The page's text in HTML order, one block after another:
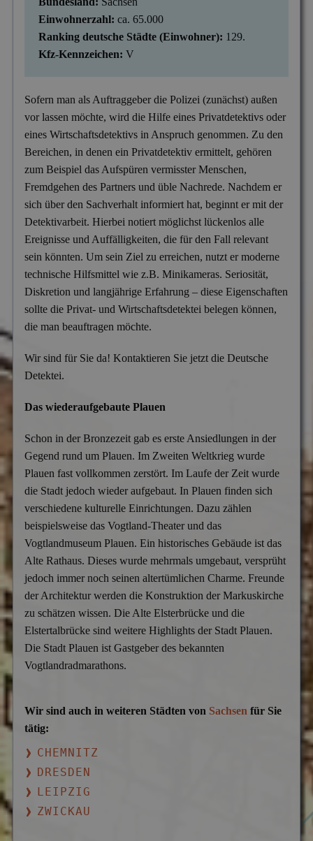
Verleumdung & Rufmord
Objekt- & Personenschutz
Sabotage & Beschädigung
Schuldner- & Adresssuche
Schwarzarbeit im Betrieb
Unerlaubter Nebenjob
Versicherungsbetrug
Wanzen- & Lauschabwehr
Wettbewerbsverletzung
Wirtschaftsspionage
Hamburg
Hannover
Stuttgart
Einwohnerzahl: ca. 65.000
Ranking deutsche Städte (Einwohner): 129.
Kfz-Kennzeichen: V
Sofern man als Auftraggeber die Polizei (zunächst) außen
vor lassen möchte, wird die Hilfe eines Privatdetektivs oder
eines Wirtschaftsdetektivs in Anspruch genommen. Zu den
Bereichen, in denen ein Privatdetektiv ermittelt, gehören
zum Beispiel das Aufspüren vermisster Menschen,
Fremdgehen des Partners und üble Nachrede. Nachdem er
sich über den Sachverhalt informiert hat, beginnt er mit der
Detektivarbeit. Hierbei notiert möglichst lückenlos alle
Ereignisse und Auffälligkeiten, die für den Fall relevant
sein könnten. Um sein Ziel zu erreichen, nutzt er moderne
technische Hilfsmittel wie z.B. Minikameras. Seriosität,
Diskretion und langjährige Erfahrung – diese Eigenschaften
sollte die Privat- und Wirtschaftsdetektei belegen können,
die man beauftragen möchte.
Wir sind für Sie da! Kontaktieren Sie jetzt die Deutsche
Detektei.
Das wiederaufgebaute Plauen
Schon in der Bronzezeit gab es erste Ansiedlungen in der
Gegend rund um Plauen. Im Zweiten Weltkrieg wurde
Plauen fast vollkommen zerstört. Im Laufe der Zeit wurde
die Stadt jedoch wieder aufgebaut. In Plauen finden sich
verschiedene kulturelle Einrichtungen. Dazu zählen
beispielsweise das Vogtland-Theater und das
Vogtlandmuseum Plauen. Ein historisches Gebäude ist das
Alte Rathaus. Dieses wurde mehrmals umgebaut, versprüht
jedoch immer noch seinen altertümlichen Charme. Freunde
der Architektur werden die Konstruktion der Markuskirche
zu schätzen wissen. Die Alte Elsterbrücke und die
Elstertalbrücke sind weitere Highlights der Stadt Plauen.
Die Stadt Plauen ist Gastgeber des bekannten
Vogtlandradmarathons.
Wir sind auch in weiteren Städten von Sachsen für Sie
tätig:
CHEMNITZ
DRESDEN
LEIPZIG
ZWICKAU